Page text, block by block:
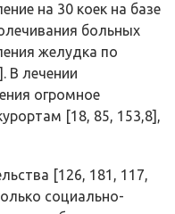
на 30 коек на базе
больных
желудка по
В лечении
огромное
[18, 85, 153,8],
[126, 181, 117,
социально-